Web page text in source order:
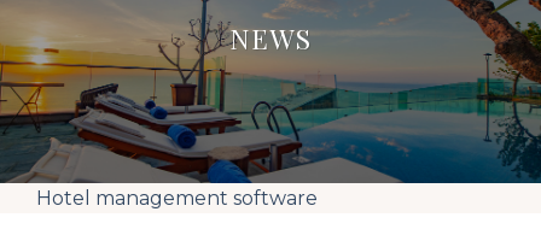
NEWS
Hotel management software